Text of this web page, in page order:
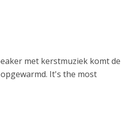
met kerstmuziek komt de
It's the most